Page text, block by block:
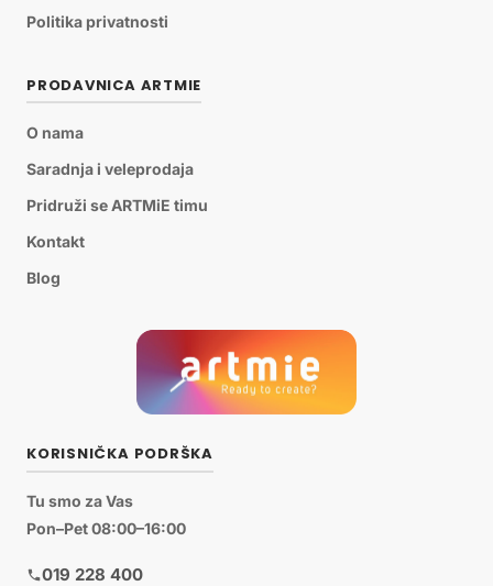
Politika privatnosti
PRODAVNICA ARTMIE
O nama
Saradnja i veleprodaja
Pridruži se ARTMiE timu
Kontakt
Blog
KORISNIČKA PODRŠKA
Tu smo za Vas
Pon–Pet 08:00–16:00
019 228 400